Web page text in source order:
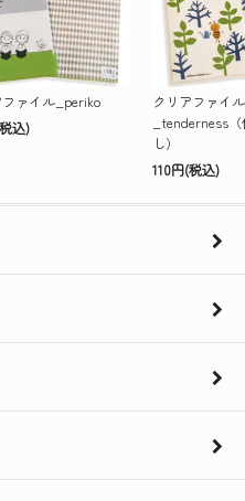
ファイル_periko
込)
クリアファイル
_tenderness
し）
110円(税込)